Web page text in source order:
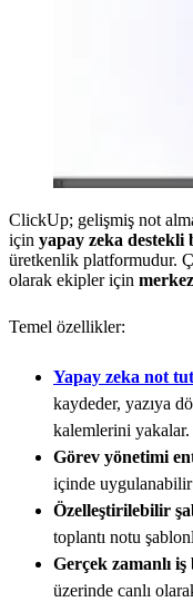
ClickUp; gelişmiş not
için yapay zeka destekli
üretkenlik platformudur.
olarak ekipler için
Temel özellikler:
Yapay zeka not
kaydeder, yazıya
kalemlerini yakalar.
Görev yönetimi
içinde
Özelleştirilebilir
toplantı notu
Gerçek zamanlı
üzerinde canlı